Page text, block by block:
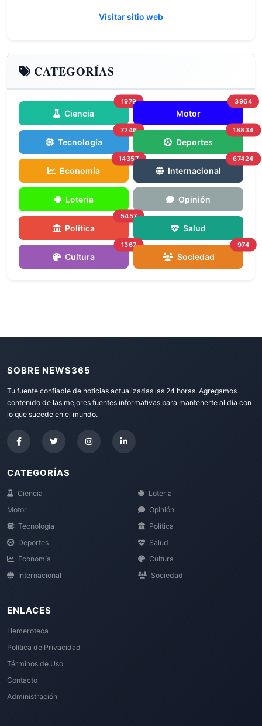
Visitar sitio web
CATEGORÍAS
Ciencia
1979
Motor
3964
Tecnología
7246
Deportes
18834
Economía
14357
Internacional
67424
Loteria Opinión
Política
5457
Salud
Cultura
1367
Sociedad
974
SOBRE NEWS365
Tu fuente confiable de noticias actualizadas las 24 horas. Agregamos
contenido de las mejores fuentes informativas para mantenerte al día con
lo que sucede en el mundo.
CATEGORÍAS
Ciencia
Motor
Tecnología
Deportes
Economía
Internacional
Loteria
Opinión
Política
Salud
Cultura
Sociedad
ENLACES
Hemeroteca
Política de Privacidad
Términos de Uso
Contacto
Administración